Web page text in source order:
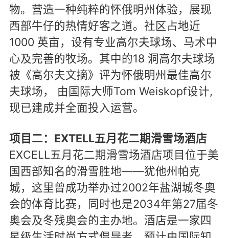
物。营造一种纯粹的怀俄明州体验，展现
西部牛仔的热情好客之道。社区占地近
1000 英亩，设有专业高尔夫球场、马术中
心及完善的牧场。其中的18 洞高尔夫球场
被《高尔夫文摘》评为怀俄明州最佳高尔
夫球场， 由国际大师Tom Weiskopf设计,
现已建成并全面投入运营。
项目二：EXTELL五月花二期滑雪场酒店
EXCELL五月花二期滑雪场酒店项目位于美
国西部知名的滑雪胜地——犹他州帕克
城，这里曾成功举办过2002年盐湖城冬奥
会的体育比赛，同时也是2034年第27届冬
奥会及冬残奥会的主办地。酒店是一家四